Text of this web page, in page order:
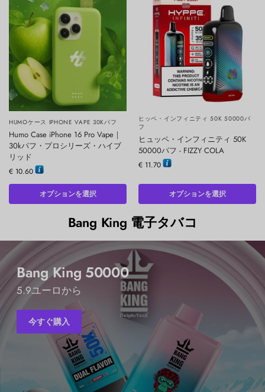
HUMOケース IPHONE VAPE 30Kパフ
Humo Case iPhone 16 Pro Vape｜
30kパフ・プロシリーズ・ハイブ
リッド
€ 10.60
オプションを選択
ヒッペ・インフィニティ 50K 50000パ
フ
ヒュッペ・インフィニティ 50K
50000パフ - FIZZY COLA
€ 11.70
オプションを選択
Bang King 電子タバコ
Bang King 50000
5.9ユーロから
今すぐ購入